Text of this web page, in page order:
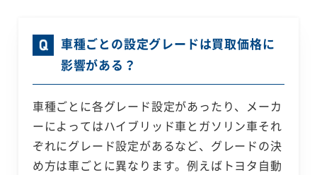
車種ごとの設定グレードは買取価格に
影響がある？
車種ごとに各グレード設定があったり、メーカ
ーによってはハイブリッド車とガソリン車それ
ぞれにグレード設定があるなど、グレードの決
め方は車ごとに異なります。例えばトヨタ自動